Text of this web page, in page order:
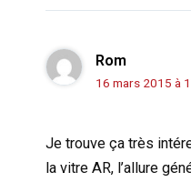
Rom
16 mars 2015 à
Je trouve ça très
la vitre AR, l’allure